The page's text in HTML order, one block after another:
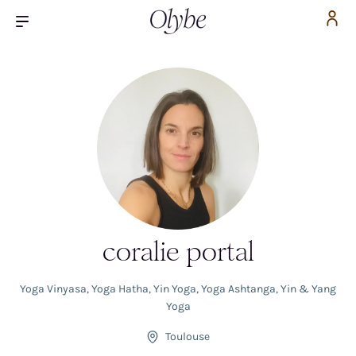
coralie portal
Yoga Vinyasa,Yoga Hatha,Yin Yoga,Yoga Ashtanga,Yin & Yang
Yoga
Toulouse